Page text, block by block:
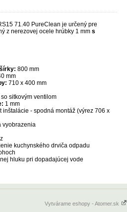
71.40 PureClean je určený pre
z nerezovej ocele hrúbky 1 mm s
800 mm
mm
710 x 400 mm
so sitkovým ventilom
1 mm
inštalácie - spodná montáž (výrez 706 x
vyobrazenia
kuchynského drviča odpadu
hluku pri dopadajúcej vode
Vytvárame eshopy - Atomer.sk